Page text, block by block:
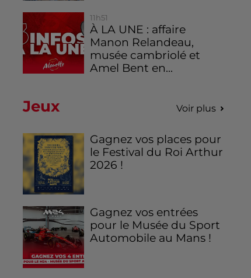
11h51
À LA UNE : affaire
Manon Relandeau,
musée cambriolé et
Amel Bent en...
Jeux Voir plus
Gagnez vos places pour
le Festival du Roi Arthur
2026 !
Gagnez vos entrées
pour le Musée du Sport
Automobile au Mans !